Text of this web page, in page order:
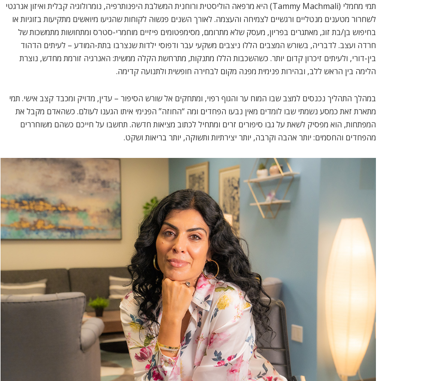
תמי מחמלי (Tammy Machmali) היא מרפאה הוליסטית ורוחנית המשלבת היפנותרפיה, נומרולוגיה קבלית ואיזון אנרגטי
לשחרור מטענים מנטליים ורגשיים לצמיחה והעצמה. לאורך השנים פגשוּה לקוחות שהגיעו מיואשים מתקיעות בזוגיות או
בחיפוש בן/בת זוג, מאתגרים בפריון, מעסק שלא מתרומם, מסימפטומים פיזיים מוחמרי-סטרס ומתחושות מתמשכות של
חרדה ועצב. לדבריה, בשורש המצבים הללו ניצבים משקעי עבר ודפוסי ילדות שנצרבו בתת-המודע – לעיתים הדהוד
בין-דורי, ולעיתים זיכרון קדום יותר. כשהשכבות הללו מתנקות, מתרחשת הקלה ממשית: האנרגיה זורמת מחדש, נוצרת
הלימה בין הראש ללב, ובהירות פנימית מפנה מקום לבחירה חופשית ולתנועה קדימה.
במהלך התהליך נכנסים למצב שבו המוח ער והגוף רפוי, ומתחקים אל שורש הסיפור – עדין, מדויק ומכבד קצב אישי. תמי
מתארת זאת כמסע נשמתי שבו לומדים מאין נבעו הפחדים ומה “החוזה” הפנימי איתו הגענו לעולם. כשהאדם מקבל את
המפתחות, הוא מפסיק לשאת על גבו סיפורים זרים ומתחיל לכתוב מציאות חדשה. תחשבו על חייכם כשהם משוחררים
מהפחדים והחסמים: יותר אהבה וקרבה, יותר יצירתיות ותשוקה, יותר בריאות ושקט.